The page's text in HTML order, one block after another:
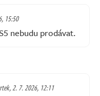
15:50
nebudu prodávat.
2. 7. 2026, 12:11